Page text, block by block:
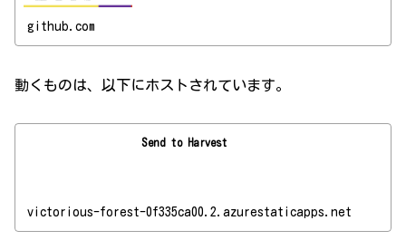
github.com
動くものは、以下にホストされています。
Send to Harvest
victorious-forest-0f335ca00.2.azurestaticapps.net